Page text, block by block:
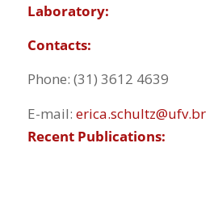
Laboratory:
Contacts:
Phone: (31) 3612 4639
E-mail: erica.schultz@ufv.br
Recent Publications: